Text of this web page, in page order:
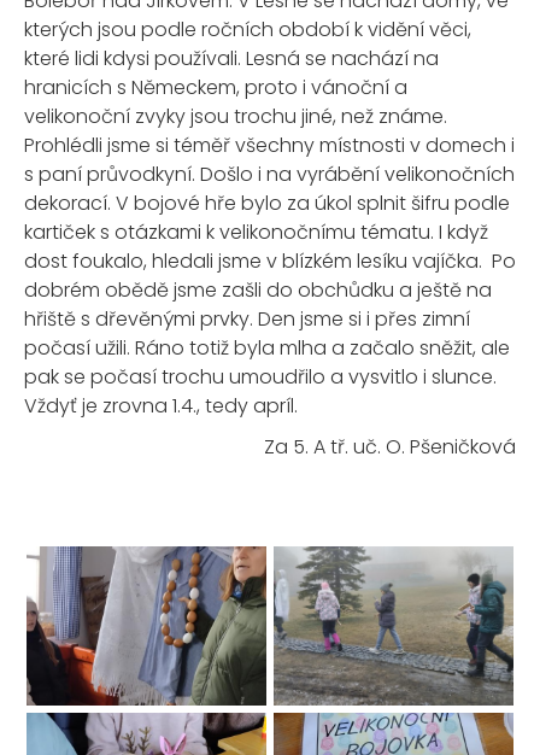
kterých jsou podle ročních období k vidění věci,
které lidi kdysi používali. Lesná se nachází na
hranicích s Německem, proto i vánoční a
velikonoční zvyky jsou trochu jiné, než známe.
Prohlédli jsme si téměř všechny místnosti v domech i
s paní průvodkyní. Došlo i na vyrábění velikonočních
dekorací. V bojové hře bylo za úkol splnit šifru podle
kartiček s otázkami k velikonočnímu tématu. I když
dost foukalo, hledali jsme v blízkém lesíku vajíčka. Po
dobrém obědě jsme zašli do obchůdku a ještě na
hřiště s dřevěnými prvky. Den jsme si i přes zimní
počasí užili. Ráno totiž byla mlha a začalo sněžit, ale
pak se počasí trochu umoudřilo a vysvitlo i slunce.
Vždyť je zrovna 1.4., tedy apríl.
Za 5. A tř. uč. O. Pšeničková